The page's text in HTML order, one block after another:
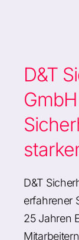
D&T
D&T
erfahrener
25 Jahren